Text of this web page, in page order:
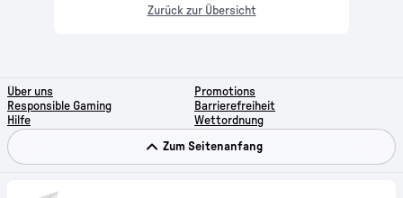
Zurück zur Übersicht